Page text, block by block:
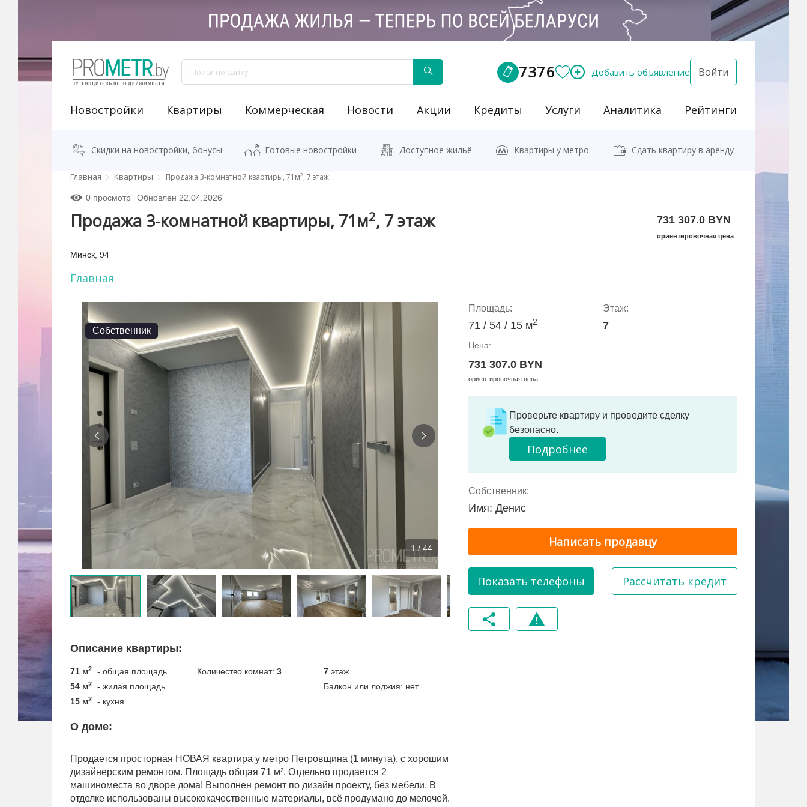
7376 Добавить объявление Войти
Новостройки Квартиры Коммерческая Новости Акции Кредиты Услуги Аналитика Рейтинги
Скидки на новостройки, бонусы Готовые новостройки Доступное жильё Квартиры у метро Сдать квартиру в аренду
Главная Квартиры Продажа 3-комнатной квартиры, 71м2, 7 этаж
0 просмотр Обновлен 22.04.2026
Продажа 3-комнатной квартиры, 71м2, 7 этаж 731 307.0 BYN
ориентировочная цена
Минск , 94
Главная
1 / 44
Собственник
Описание квартиры:
71 м2
- общая площадь
54 м2
- жилая площадь
15 м2 - кухня
Количество комнат: 3 7 этаж
Балкон или лоджия: нет
О доме:
Продается просторная НОВАЯ квартира у метро Петровщина (1 минута), с хорошим
дизайнерским ремонтом. Площадь общая 71 м². Отдельно продается 2
машиноместа во дворе дома! Выполнен ремонт по дизайн проекту, без мебели. В
отделке использованы высококачественные материалы, всё продумано до мелочей.
Площадь:
71 / 54 / 15 м2
Этаж:
7
Цена:
731 307.0 BYN
ориентировочная цена,
Проверьте квартиру и проведите сделку
безопасно.
Подробнее
Собственник:
Имя: Денис
Написать продавцу
Показать телефоны Рассчитать кредит